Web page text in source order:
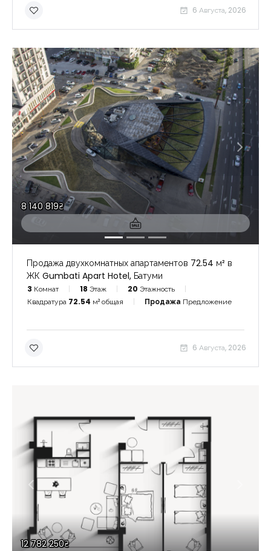
6 Августа, 2026
8 140 819₴
Продажа двухкомнатных апартаментов 72.54 м² в
ЖК Gumbati Apart Hotel, Батуми
3 Комнат 18 Этаж 20 Этажность
Квадратура 72.54 м² общая Продажа Предложение
6 Августа, 2026
12 782 250₴